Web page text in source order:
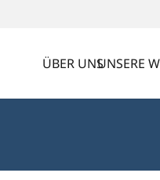
ÜBER UNSUNSERE